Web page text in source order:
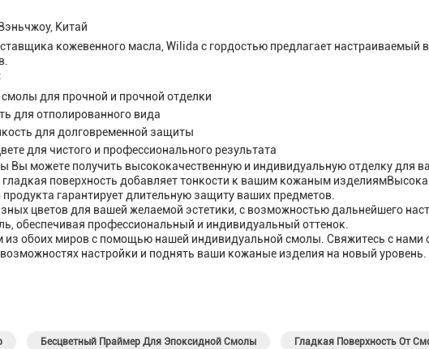
Китай
кожевенного масла, Wilida с гордостью предлагает настраиваемый
для прочной и прочной отделки
для отполированного вида
для долговременной защиты
для чистого и профессионального результата
можете получить высококачественную и индивидуальную отделку для
поверхность добавляет тонкости к вашим кожаным
гарантирует длительную защиту ваших предметов.
цветов для вашей желаемой эстетики, с возможностью дальнейшего
обеспечивая профессиональный и индивидуальный оттенок.
из обоих миров с помощью нашей индивидуальной смолы. Свяжитесь с нами
настройки и поднять ваши кожаные изделия на новый уровень.
Бесцветный Праймер Для Эпоксидной Смолы Гладкая Поверхность От